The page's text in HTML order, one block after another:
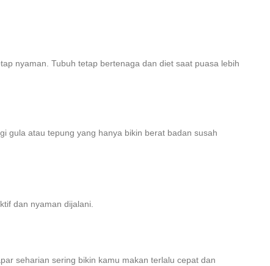
nyaman. Tubuh tetap bertenaga dan diet saat puasa lebih
gula atau tepung yang hanya bikin berat badan susah
dan nyaman dijalani.
seharian sering bikin kamu makan terlalu cepat dan